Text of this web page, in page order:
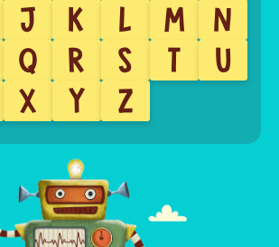
J K L M
N
Q R S T
U
X Y Z